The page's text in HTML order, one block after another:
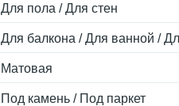
Для пола / Для стен
Для балкона / Для ванной /
Матовая
Под камень / Под паркет